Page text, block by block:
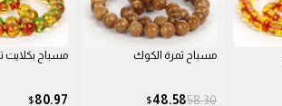
مسباح بكلايت تركي
80.97
$
مسباح بكلايت
71.25
$